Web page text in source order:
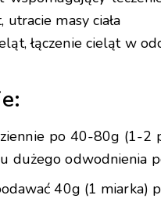
masy ciała
łączenie cieląt w
po 40-80g (1-2
dużego odwodnienia
40g (1 miarka)